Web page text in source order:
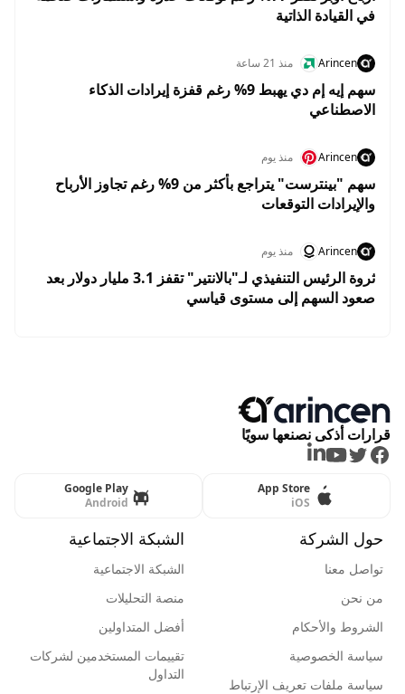
في القيادة الذاتية
Arincen منذ 21 ساعة
سهم إيه إم دي يهبط 9% رغم قفزة إيرادات الذكاء
الاصطناعي
Arincen منذ يوم
سهم "بينترست" يتراجع بأكثر من 9% رغم تجاوز الأرباح
والإيرادات التوقعات
Arincen منذ يوم
ثروة الرئيس التنفيذي لـ"بالانتير" تقفز 3.1 مليار دولار بعد
صعود السهم إلى مستوى قياسي
قرارات أذكى نصنعها سويًا
Facebook
Twitter
Youtube
LinkedIn
App Store
iOS
Google Play
Android
حول الشركة
تواصل معنا
من نحن
الشروط والأحكام
سياسة الخصوصية
سياسة ملفات تعريف الإرتباط
الشبكة الاجتماعية
الشبكة الاجتماعية
منصة التحليلات
أفضل المتداولين
تقييمات المستخدمين لشركات
التداول